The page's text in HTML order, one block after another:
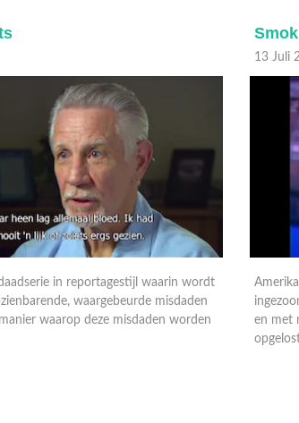
in reportagestijl waarin wordt
waargebeurde misdaden
waarop deze misdaden worden
13 Juli
en met